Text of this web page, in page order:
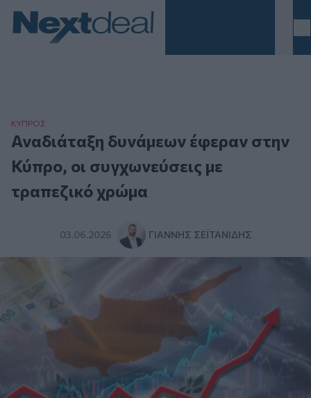
ΚΥΠΡΟΣ
Αναδιάταξη δυνάμεων έφεραν στην
Κύπρο, οι συγχωνεύσεις με
τραπεζικό χρώμα
03.06.2026 ΓΙΆΝΝΗΣ ΣΕΪΤΑΝΊΔΗΣ